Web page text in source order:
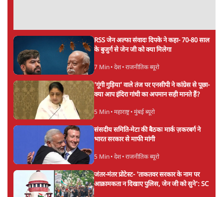
RSS जेन अल्फा संवादः दिपके ने कहा- 70-80 साल
के बुजुर्ग से जेन जी को क्या मिलेगा
7 Min• देश• राजनीतिक ब्यूरो
'गूंगी गुड़िया' वाले तंज पर एनसीपी ने कांग्रेस से पूछा-
क्या आप इंदिरा गांधी का अपमान सही मानते हैं?
5 Min• महाराष्ट्र• मुंबई ब्यूरो
संसदीय समिति-मेटा की बैठकः मार्क ज़करबर्ग ने
भारत सरकार से माफी मांगी
5 Min• देश• राजनीतिक ब्यूरो
जंतर-मंतर प्रोटेस्ट- 'ताकतवर सरकार के नाम पर
आक्रामकता न दिखाए पुलिस, जेन जी को सुने': SC